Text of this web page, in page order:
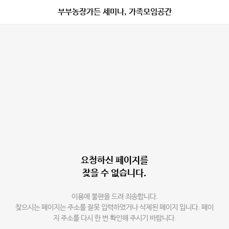
부부농장가든 세미나, 가족모임공간
요청하신 페이지를
찾을 수 없습니다.
이용에 불편을 드려 죄송합니다.
찾으시는 페이지는 주소를 잘못 입력하였거나 삭제된 페이지 입니다. 페이
지 주소를 다시 한 번 확인해 주시기 바랍니다.